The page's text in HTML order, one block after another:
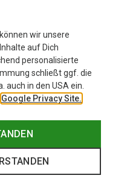
wir unsere
auf Dich
personalisierte
schließt ggf. die
auch in den USA ein.
Google Privacy Site.